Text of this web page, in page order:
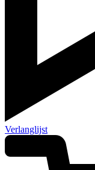
Verlanglijst